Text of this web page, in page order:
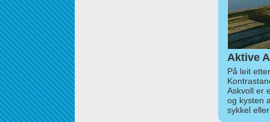
Aktive
På leit
Askvoll er
og kysten
sykkel